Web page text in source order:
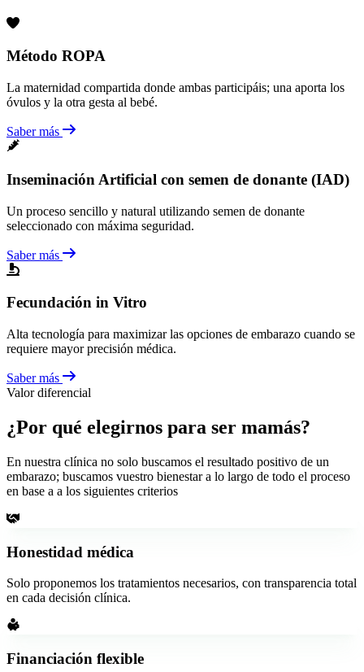
Método ROPA
La maternidad compartida donde ambas participáis; una aporta los
óvulos y la otra gesta al bebé.
Saber más
Inseminación Artificial con semen de donante (IAD)
Un proceso sencillo y natural utilizando semen de donante
seleccionado con máxima seguridad.
Saber más
Fecundación in Vitro
Alta tecnología para maximizar las opciones de embarazo cuando se
requiere mayor precisión médica.
Saber más
Valor diferencial
¿Por qué elegirnos para ser mamás?
En nuestra clínica no solo buscamos el resultado positivo de un
embarazo; buscamos vuestro bienestar a lo largo de todo el proceso
en base a a los siguientes criterios
Honestidad médica
Solo proponemos los tratamientos necesarios, con transparencia total
en cada decisión clínica.
Financiación flexible